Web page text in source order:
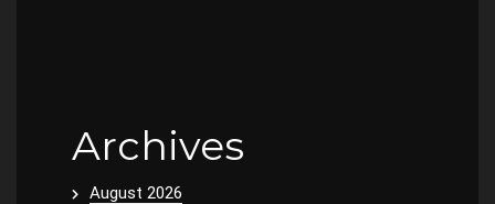
Archives
August 2026